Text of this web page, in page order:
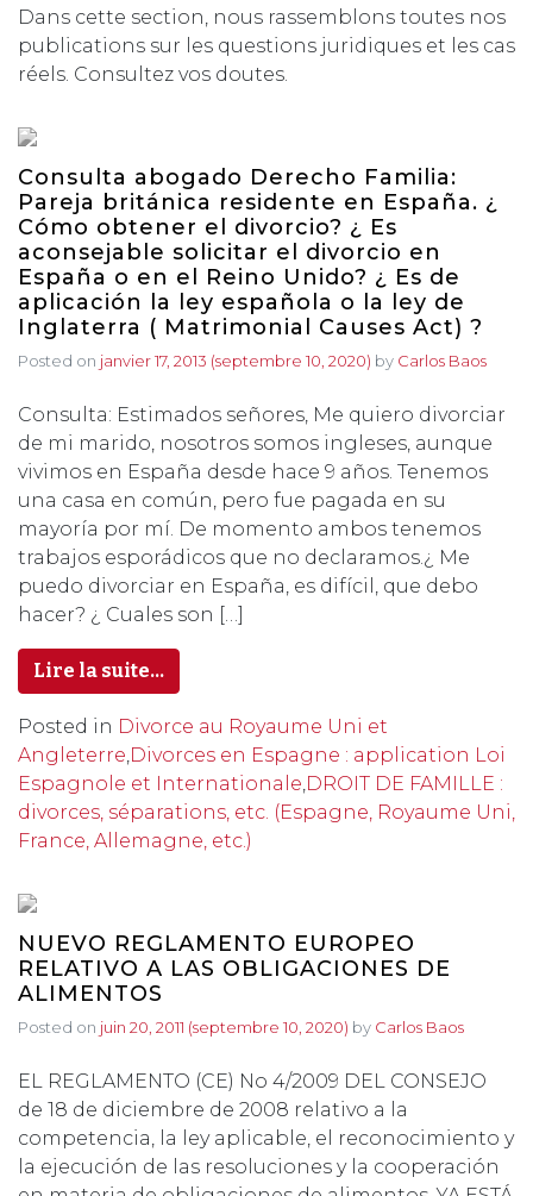
Dans cette section, nous rassemblons toutes nos
publications sur les questions juridiques et les cas
réels. Consultez vos doutes.
Consulta abogado Derecho Familia:
Pareja británica residente en España. ¿
Cómo obtener el divorcio? ¿ Es
aconsejable solicitar el divorcio en
España o en el Reino Unido? ¿ Es de
aplicación la ley española o la ley de
Inglaterra ( Matrimonial Causes Act) ?
Posted on janvier 17, 2013 (septembre 10, 2020) by Carlos Baos
Consulta: Estimados señores, Me quiero divorciar
de mi marido, nosotros somos ingleses, aunque
vivimos en España desde hace 9 años. Tenemos
una casa en común, pero fue pagada en su
mayoría por mí. De momento ambos tenemos
trabajos esporádicos que no declaramos.¿ Me
puedo divorciar en España, es difícil, que debo
hacer? ¿ Cuales son […]
Lire la suite…
Posted in Divorce au Royaume Uni et
Angleterre,Divorces en Espagne : application Loi
Espagnole et Internationale,DROIT DE FAMILLE :
divorces, séparations, etc. (Espagne, Royaume Uni,
France, Allemagne, etc.)
NUEVO REGLAMENTO EUROPEO
RELATIVO A LAS OBLIGACIONES DE
ALIMENTOS
Posted on juin 20, 2011 (septembre 10, 2020) by Carlos Baos
EL REGLAMENTO (CE) No 4/2009 DEL CONSEJO
de 18 de diciembre de 2008 relativo a la
competencia, la ley aplicable, el reconocimiento y
la ejecución de las resoluciones y la cooperación